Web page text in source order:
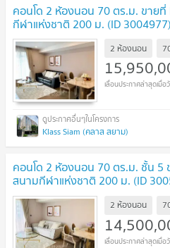
คอนโด 2 ห้องนอน 70 ตร.ม. ขายที่
กีฬาแห่งชาติ 200 ม. (ID 3004977)
2 ห้องนอน
Klass Siam (คลาส สยาม)
คอนโด 2 ห้องนอน 70 ตร.ม. ชั้น 5
สนามกีฬาแห่งชาติ 200 ม. (ID
2 ห้องนอน